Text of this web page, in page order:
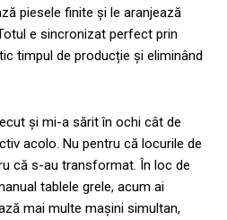
piesele finite și le aranjează
e sincronizat perfect prin
timpul de producție și eliminând
și mi-a sărit în ochi cât de
acolo. Nu pentru că locurile de
că s-au transformat. În loc de
tablele grele, acum ai
mai multe mașini simultan,